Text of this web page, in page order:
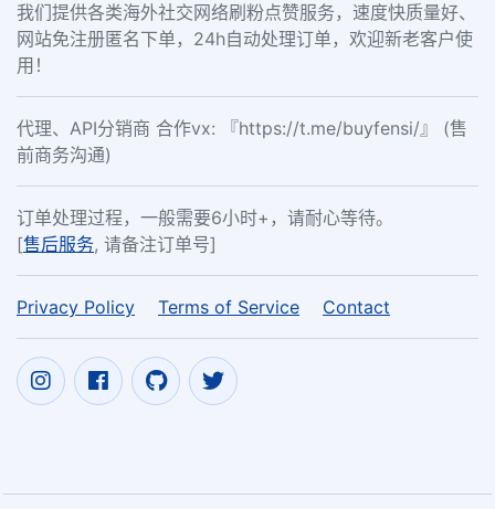
我们提供各类海外社交网络刷粉点赞服务，速度快质量好、
网站免注册匿名下单，24h自动处理订单，欢迎新老客户使
用！
代理、API分销商 合作vx: 『https://t.me/buyfensi/』 (售
前商务沟通)
订单处理过程，一般需要6小时+，请耐心等待。
[售后服务, 请备注订单号]
Privacy Policy Terms of Service Contact